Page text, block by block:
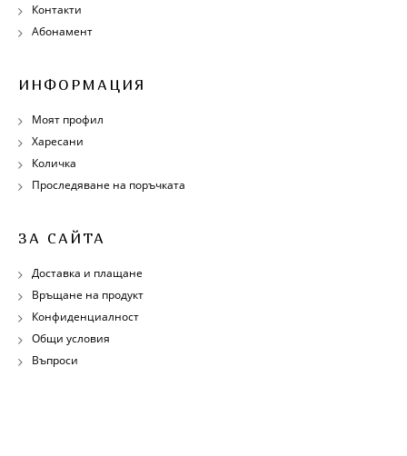
Контакти
Абонамент
ИНФОРМАЦИЯ
Моят профил
Харесани
Количка
Проследяване на поръчката
ЗА САЙТА
Доставка и плащане
Връщане на продукт
Конфиденциалност
Общи условия
Въпроси